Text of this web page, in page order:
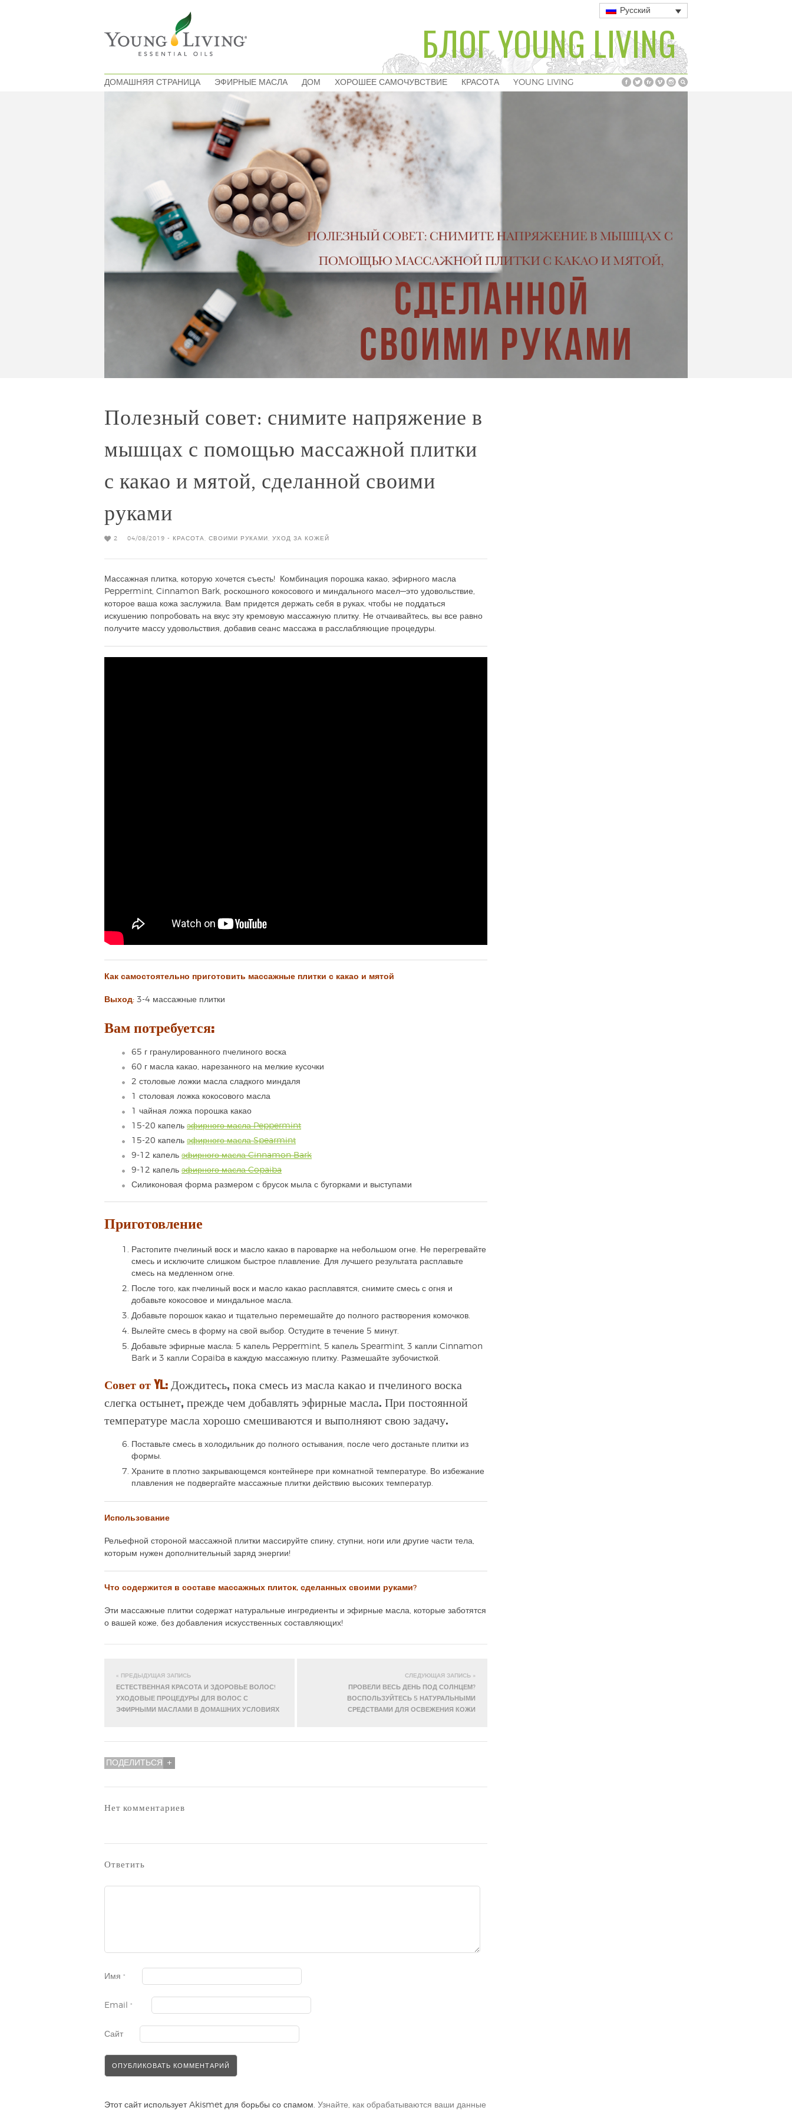
Русский
БЛОГ YOUNG LIVING
ДОМАШНЯЯ СТРАНИЦА ЭФИРНЫЕ МАСЛА ДОМ ХОРОШЕЕ САМОЧУВСТВИЕ КРАСОТА YOUNG LIVING
Полезный совет: снимите напряжение в
мышцах с помощью массажной плитки
с какао и мятой, сделанной своими
руками
2 04/08/2019 - КРАСОТА СВОИМИ РУКАМИ УХОД ЗА КОЖЕЙ
Массажная плитка, которую хочется съесть! Комбинация порошка какао, эфирного масла
Peppermint, Cinnamon Bark, роскошного кокосового и миндального масел—это удовольствие,
которое ваша кожа заслужила. Вам придется держать себя в руках, чтобы не поддаться
искушению попробовать на вкус эту кремовую массажную плитку. Не отчаивайтесь, вы все равно
получите массу удовольствия, добавив сеанс массажа в расслабляющие процедуры.
Как самостоятельно приготовить массажные плитки с какао и мятой
Выход: 3-4 массажные плитки
Вам потребуется:
65 г гранулированного пчелиного воска
60 г масла какао, нарезанного на мелкие кусочки
2 столовые ложки масла сладкого миндаля
1 столовая ложка кокосового масла
1 чайная ложка порошка какао
15-20 капель эфирного масла Peppermint
15-20 капель эфирного масла Spearmint
9-12 капель эфирного масла Cinnamon Bark
9-12 капель эфирного масла Copaiba
Силиконовая форма размером с брусок мыла с бугорками и выступами
Приготовление
Растопите пчелиный воск и масло какао в пароварке на небольшом огне. Не перегревайте
смесь и исключите слишком быстрое плавление. Для лучшего результата расплавьте
смесь на медленном огне.
После того, как пчелиный воск и масло какао расплавятся, снимите смесь с огня и
добавьте кокосовое и миндальное масла.
Добавьте порошок какао и тщательно перемешайте до полного растворения комочков.
Вылейте смесь в форму на свой выбор. Остудите в течение 5 минут.
Добавьте эфирные масла: 5 капель Peppermint, 5 капель Spearmint, 3 капли Cinnamon
Bark и 3 капли Copaiba в каждую массажную плитку. Размешайте зубочисткой.
Совет от YL:Дождитесь, пока смесь из масла какао и пчелиного воска
слегка остынет, прежде чем добавлять эфирные масла. При постоянной
температуре масла хорошо смешиваются и выполняют свою задачу.
Поставьте смесь в холодильник до полного остывания, после чего достаньте плитки из
формы.
Храните в плотно закрывающемся контейнере при комнатной температуре. Во избежание
плавления не подвергайте массажные плитки действию высоких температур.
Использование
Рельефной стороной массажной плитки массируйте спину, ступни, ноги или другие части тела,
которым нужен дополнительный заряд энергии!
Что содержится в составе массажных плиток, сделанных своими руками?
Эти массажные плитки содержат натуральные ингредиенты и эфирные масла, которые заботятся
о вашей коже, без добавления искусственных составляющих!
« ПРЕДЫДУЩАЯ ЗАПИСЬ
ЕСТЕСТВЕННАЯ КРАСОТА И ЗДОРОВЬЕ ВОЛОС!
УХОДОВЫЕ ПРОЦЕДУРЫ ДЛЯ ВОЛОС С
ЭФИРНЫМИ МАСЛАМИ В ДОМАШНИХ УСЛОВИЯХ
СЛЕДУЮЩАЯ ЗАПИСЬ »
ПРОВЕЛИ ВЕСЬ ДЕНЬ ПОД СОЛНЦЕМ?
ВОСПОЛЬЗУЙТЕСЬ 5 НАТУРАЛЬНЫМИ
СРЕДСТВАМИ ДЛЯ ОСВЕЖЕНИЯ КОЖИ
ПОДЕЛИТЬСЯ
Нет комментариев
Ответить
Имя *
Email *
Сайт
Этот сайт использует Akismet для борьбы со спамом. Узнайте, как обрабатываются ваши данные